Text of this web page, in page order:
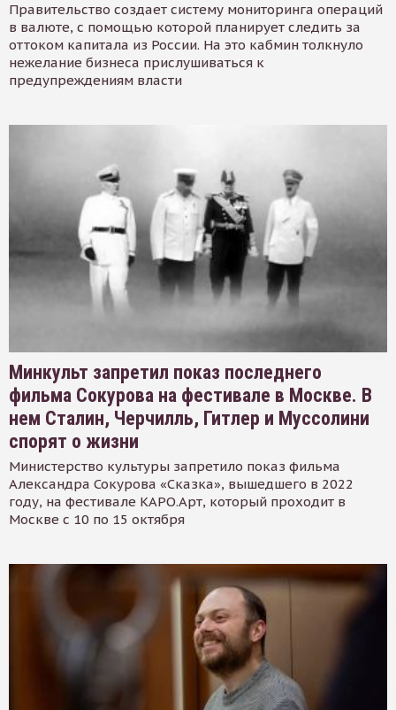
Правительство создает систему мониторинга операций
в валюте, с помощью которой планирует следить за
оттоком капитала из России. На это кабмин толкнуло
нежелание бизнеса прислушиваться к
предупреждениям власти
Минкульт запретил показ последнего
фильма Сокурова на фестивале в Москве. В
нем Сталин, Черчилль, Гитлер и Муссолини
спорят о жизни
Министерство культуры запретило показ фильма
Александра Сокурова «Сказка», вышедшего в 2022
году, на фестивале КАРО.Арт, который проходит в
Москве с 10 по 15 октября